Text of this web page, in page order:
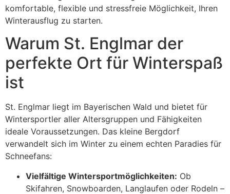
komfortable, flexible und stressfreie Möglichkeit, Ihren
Winterausflug zu starten.
Warum St. Englmar der
perfekte Ort für Winterspaß
ist
St. Englmar liegt im Bayerischen Wald und bietet für
Wintersportler aller Altersgruppen und Fähigkeiten
ideale Voraussetzungen. Das kleine Bergdorf
verwandelt sich im Winter zu einem echten Paradies für
Schneefans:
Vielfältige Wintersportmöglichkeiten: Ob
Skifahren, Snowboarden, Langlaufen oder Rodeln –